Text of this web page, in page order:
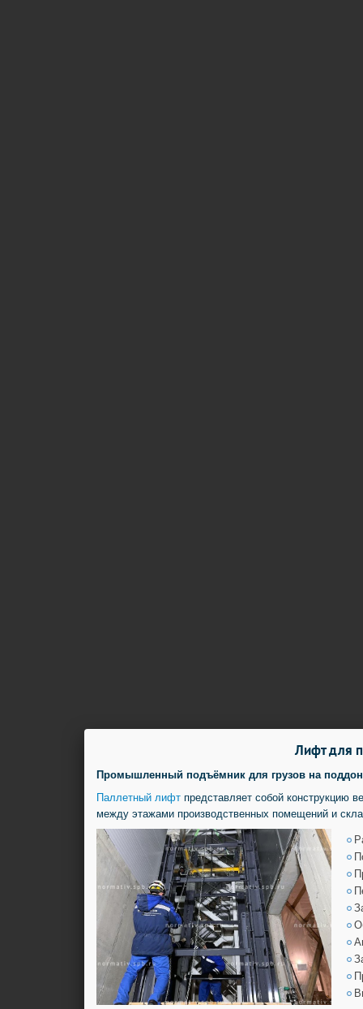
Лифт для
Промышленный подъёмник для грузов на
Паллетный лифт представляет собой конструкцию
между этажами производственных помещений и